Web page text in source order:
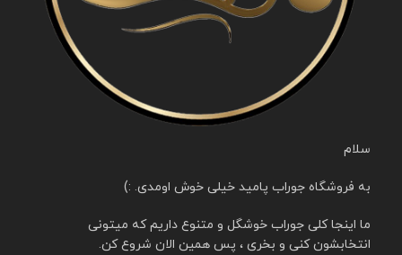
سلام
به فروشگاه جوراب پامید خیلی خوش اومدی. :)
ما اینجا کلی جوراب خوشگل و متنوع داریم که میتونی
انتخابشون کنی و بخری ، پس همین الان شروع کن.